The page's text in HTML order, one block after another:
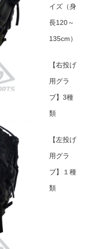
イズ（身
長120～
135cm）
【右投げ
用グラ
ブ】3種
類
【左投げ
用グラ
ブ】１種
類